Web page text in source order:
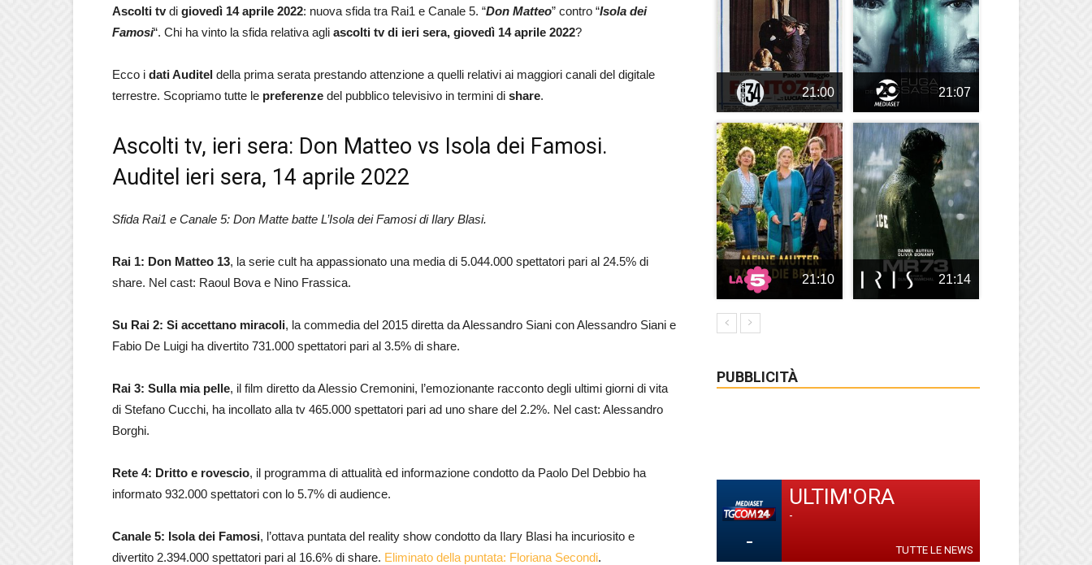
Ascolti tvdi giovedì 14 aprile 2022: nuova sfida tra Rai1 e Canale 5. “Don Matteo” contro “Isola dei
Famosi“. Chi ha vinto la sfida relativa agli ascolti tv di ieri sera, giovedì 14 aprile 2022?
Ecco i dati Auditel della prima serata prestando attenzione a quelli relativi ai maggiori canali del digitale
terrestre. Scopriamo tutte le preferenze del pubblico televisivo in termini di share.
Ascolti tv, ieri sera: Don Matteo vs Isola dei Famosi.
Auditel ieri sera, 14 aprile 2022
Sfida Rai1 e Canale 5: Don Matte batte L’Isola dei Famosi di Ilary Blasi.
Rai 1: Don Matteo 13, la serie cult ha appassionato una media di 5.044.000 spettatori pari al 24.5% di
share. Nel cast: Raoul Bova e Nino Frassica.
Su Rai 2: Si accettano miracoli, la commedia del 2015 diretta da Alessandro Siani con Alessandro Siani e
Fabio De Luigi ha divertito 731.000 spettatori pari al 3.5% di share.
Rai 3: Sulla mia pelle, il film diretto da Alessio Cremonini, l’emozionante racconto degli ultimi giorni di vita
di Stefano Cucchi, ha incollato alla tv 465.000 spettatori pari ad uno share del 2.2%. Nel cast: Alessandro
Borghi.
Rete 4: Dritto e rovescio, il programma di attualità ed informazione condotto da Paolo Del Debbio ha
informato 932.000 spettatori con lo 5.7% di audience.
Canale 5: Isola dei Famosi, l’ottava puntata del reality show condotto da Ilary Blasi ha incuriosito e
divertito 2.394.000 spettatori pari al 16.6% di share. Eliminato della puntata: Floriana Secondi.
21:00 21:07
21:10 21:14
PUBBLICITÀ
-
ULTIM'ORA
-
TUTTE LE NEWS